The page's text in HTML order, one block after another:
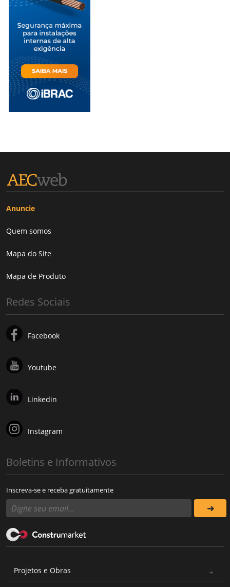
Anuncie
Quem somos
Mapa do Site
Mapa de Produto
Redes Sociais
Facebook
Youtube
Linkedin
Instagram
Boletins e Informativos
Inscreva-se e receba gratuitamente
Projetos e Obras